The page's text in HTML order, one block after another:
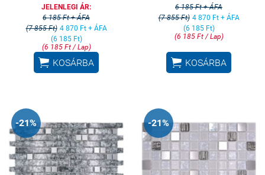
JELENLEGI ÁR:
6 185 Ft + ÁFA
(7 855 Ft) 4 870 Ft + ÁFA
(6 185 Ft)
(6 185 Ft / Lap)
 KOSÁRBA
6 185 Ft + ÁFA
(7 855 Ft) 4 870 Ft + ÁFA
(6 185 Ft)
(6 185 Ft / Lap)
 KOSÁRBA
-21% -21%